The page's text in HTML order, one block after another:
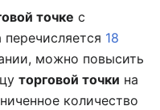
точке с
перечисляется 18
можно повысить
торговой точки на
количество